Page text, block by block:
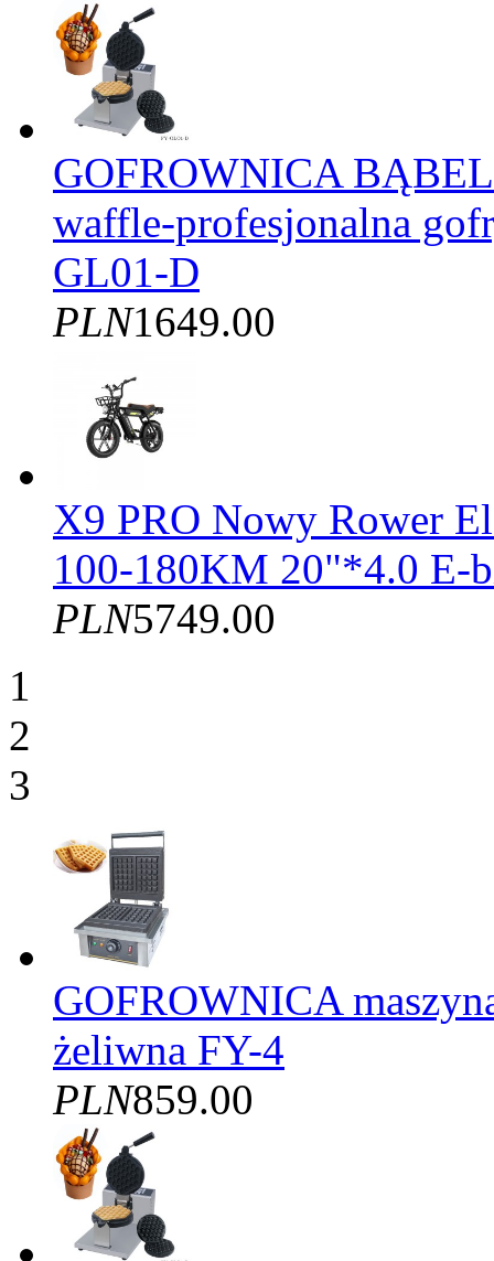
GOFROWNICA
waffle-profesjonalna
GL01-D
PLN1649.00
X9 PRO Nowy Rower
100-180KM 20"*4.0 E-
PLN5749.00
1
2
3
GOFROWNICA
żeliwna FY-4
PLN859.00